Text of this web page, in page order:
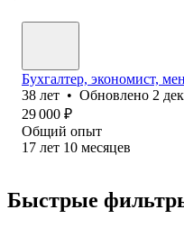
Бухгалтер, экономист,
38 лет • Обновлено 2
29 000 ₽
Общий опыт
17 лет 10 месяцев
Быстрые